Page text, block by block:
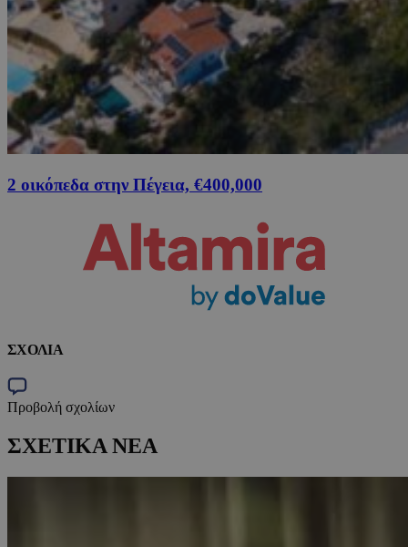
2 οικόπεδα στην Πέγεια, €400,000
ΣΧΟΛΙΑ
Προβολή σχολίων
ΣΧΕΤΙΚΑ ΝΕΑ